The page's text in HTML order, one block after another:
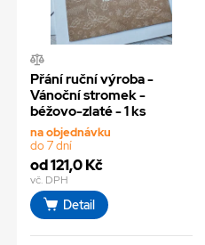
Přání ruční výroba -
Vánoční stromek -
béžovo-zlaté - 1 ks
na objednávku
do 7 dní
od 121,0 Kč
vč. DPH
Detail